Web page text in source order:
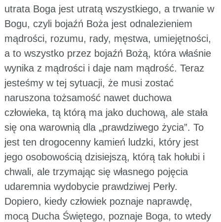
utrata Boga jest utratą wszystkiego, a trwanie w
Bogu, czyli bojaźń Boża jest odnalezieniem
mądrości, rozumu, rady, męstwa, umiejętności,
a to wszystko przez bojaźń Bożą, która właśnie
wynika z mądrości i daje nam mądrość. Teraz
jesteśmy w tej sytuacji, że musi zostać
naruszona tożsamość nawet duchowa
człowieka, tą którą ma jako duchową, ale stała
się ona warownią dla „prawdziwego życia”. To
jest ten drogocenny kamień ludzki, który jest
jego osobowością dzisiejszą, którą tak hołubi i
chwali, ale trzymając się własnego pojęcia
udaremnia wydobycie prawdziwej Perły.
Dopiero, kiedy człowiek poznaje naprawdę,
mocą Ducha Świętego, poznaje Boga, to wtedy